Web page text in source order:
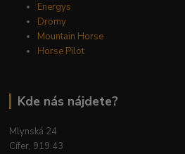
Energys
Dromy
Mountain Horse
Horse Pilot
Kde nás nájdete?
Mlynská 24
Cífer, 919 43